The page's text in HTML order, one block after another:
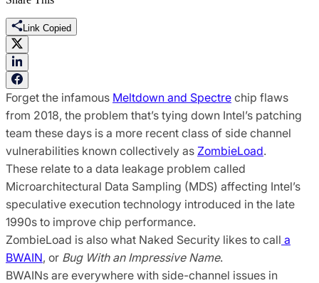
Link Copied
Forget the infamous Meltdown and Spectre chip flaws
from 2018, the problem that’s tying down Intel’s patching
team these days is a more recent class of side channel
vulnerabilities known collectively as ZombieLoad.
These relate to a data leakage problem called
Microarchitectural Data Sampling (MDS) affecting Intel’s
speculative execution technology introduced in the late
1990s to improve chip performance.
ZombieLoad is also what Naked Security likes to call a
BWAIN, or Bug With an Impressive Name.
BWAINs are everywhere with side-channel issues in